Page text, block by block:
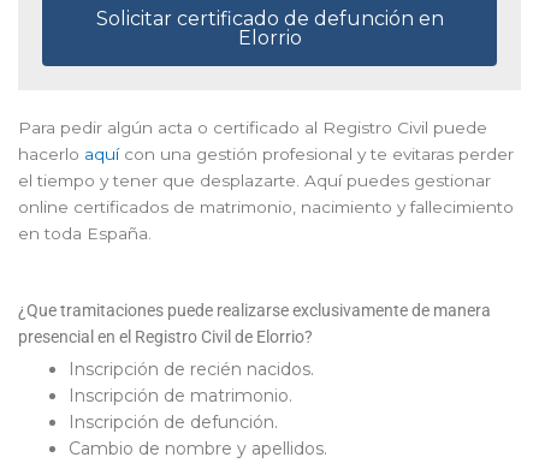
Solicitar certificado de defunción en
Elorrio
Para pedir algún acta o certificado al Registro Civil puede
hacerlo aquícon una gestión profesional y te evitaras perder
el tiempo y tener que desplazarte. Aquí puedes gestionar
online certificados de matrimonio, nacimiento y fallecimiento
en toda España.
¿Que tramitaciones puede realizarse exclusivamente de manera
presencial en el Registro Civil de Elorrio?
Inscripción de recién nacidos.
Inscripción de matrimonio.
Inscripción de defunción.
Cambio de nombre y apellidos.